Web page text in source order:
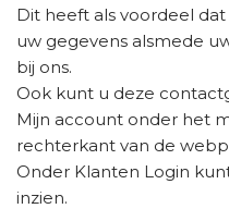
Dit heeft als voordeel
uw gegevens alsmede
bij ons.
Ook kunt u deze
Mijn account onder het
rechterkant van de
Onder Klanten Login
inzien.